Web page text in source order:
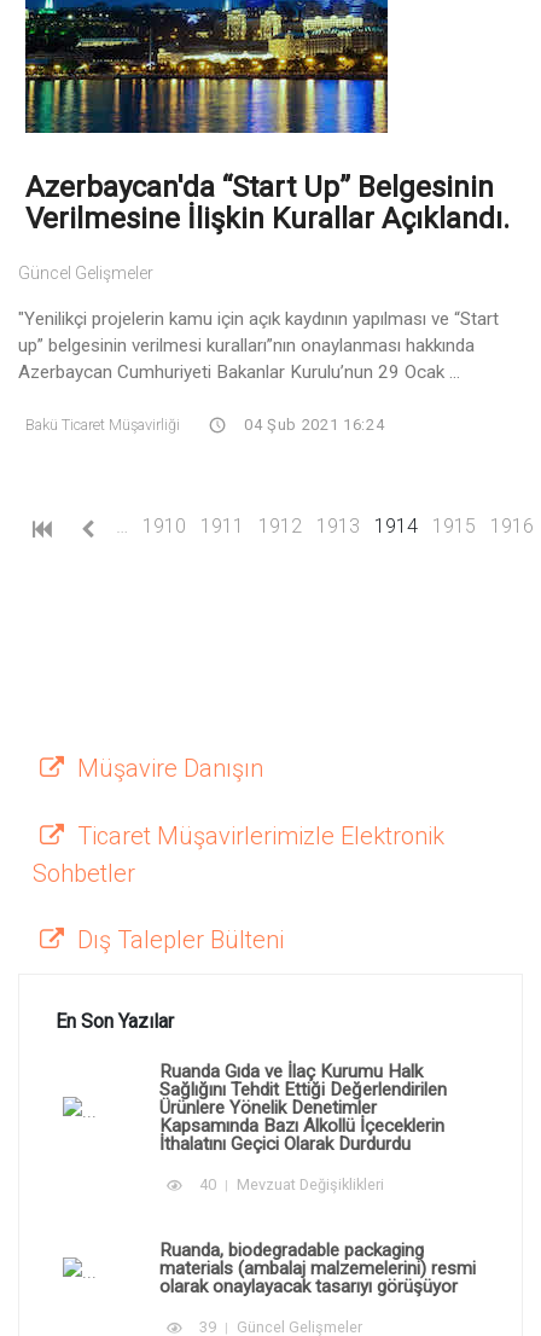
Azerbaycan'da “Start Up” Belgesinin
Verilmesine İlişkin Kurallar Açıklandı.
Güncel Gelişmeler
"Yenilikçi projelerin kamu için açık kaydının yapılması ve “Start
up” belgesinin verilmesi kuralları”nın onaylanması hakkında
Azerbaycan Cumhuriyeti Bakanlar Kurulu’nun 29 Ocak ...
Bakü Ticaret Müşavirliği 04 Şub 2021 16:24
1910 1911 1912 1913 1914(current)
1915 1916
Müşavire Danışın
Ticaret Müşavirlerimizle Elektronik
Sohbetler
Dış Talepler Bülteni
En Son Yazılar
Ruanda Gıda ve İlaç Kurumu Halk
Sağlığını Tehdit Ettiği Değerlendirilen
Ürünlere Yönelik Denetimler
Kapsamında Bazı Alkollü İçeceklerin
İthalatını Geçici Olarak Durdurdu
40 Mevzuat Değişiklikleri
Ruanda, biodegradable packaging
materials (ambalaj malzemelerini) resmi
olarak onaylayacak tasarıyı görüşüyor
39 Güncel Gelişmeler